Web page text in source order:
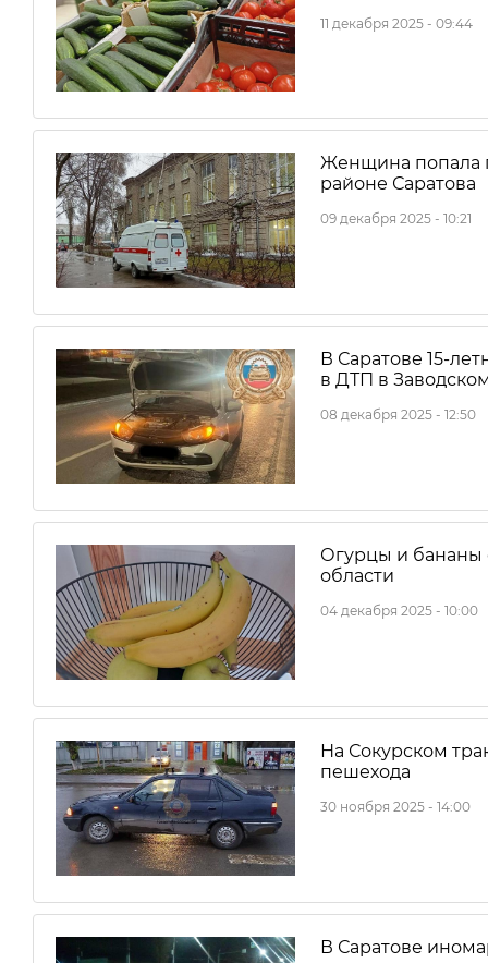
11 декабря 2025 - 09:44
Женщина попала
районе Саратова
09 декабря 2025 - 10:21
В Саратове 15-
в ДТП в
08 декабря 2025 - 12:50
Огурцы и бананы
области
04 декабря 2025 - 10:00
На Сокурском
пешехода
30 ноября 2025 - 14:00
В Саратове